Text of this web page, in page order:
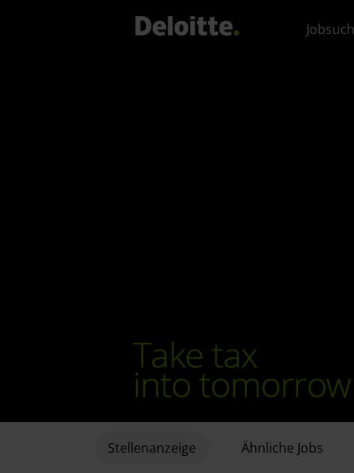
Stellenanzeige Ähnliche Jobs